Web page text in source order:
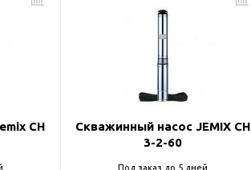
CH
Скважинный насос JEMIX CH
3-2-60
Под заказ до 5 дней